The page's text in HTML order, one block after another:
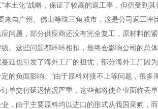
土化”战略，保证了较高的返工率，但仍受到
来自广州、佛山等珠三角城市，这是公司返工
问题，部分供应商还没有完全复工，原材料的
。这些问题都环环相扣，最终会影响公司的总
也引发了海外工厂的担忧，部分海外工厂因
的负面影响。”由于原料对接不上等问题，很
单交付延迟情况严重，这些都将使企业面临丢单
由于主要原料均以进口的形式从我国采购，